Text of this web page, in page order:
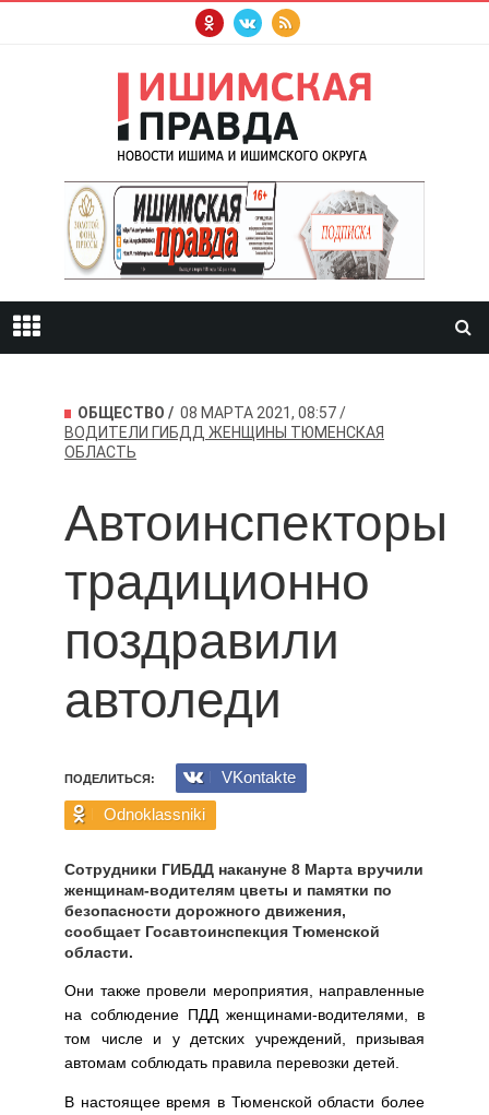
ОБЩЕСТВО
08 МАРТА 2021, 08:57
ВОДИТЕЛИ ГИБДД ЖЕНЩИНЫ ТЮМЕНСКАЯ
ОБЛАСТЬ
Автоинспекторы
традиционно
поздравили
автоледи
ПОДЕЛИТЬСЯ:
VKontakte
Odnoklassniki
Сотрудники ГИБДД накануне 8 Марта вручили
женщинам-водителям цветы и памятки по
безопасности дорожного движения,
сообщает Госавтоинспекция Тюменской
области.
Они также провели мероприятия, направленные
на соблюдение ПДД женщинами-водителями, в
том числе и у детских учреждений, призывая
автомам соблюдать правила перевозки детей.
В настоящее время в Тюменской области более